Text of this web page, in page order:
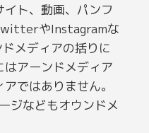
ト、動画、パンフ
やInstagramな
メディアの括りに
アーンドメディア
ではありません。
ジなどもオウンドメ